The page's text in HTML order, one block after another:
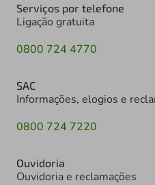
Serviços por telefone
Ligação gratuita
0800 724 4770
SAC
Informações, elogios e
0800 724 7220
Ouvidoria
Ouvidoria e reclamações